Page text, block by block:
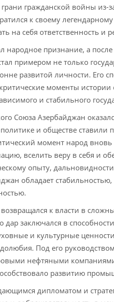
гражданской войны из-
к своему
на себя ответственность
народное признание, а
примером не только
развитой личности. Его
моменты
и стабильного
Союза Азербайджан
и обществе ставили
момент народ
вселить веру в себя и
опыту,
обладает
к власти в
дар заключался в
и культурные
Под его
нефтяными
развитию
дипломатом и